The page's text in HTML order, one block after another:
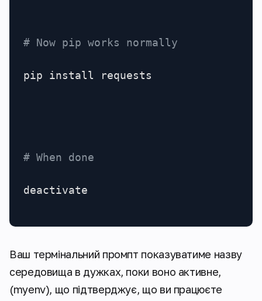
# Now pip works normally
pip install requests
# When done
deactivate
Ваш термінальний промпт показуватиме назву
середовища в дужках, поки воно активне,
(myenv), що підтверджує, що ви працюєте